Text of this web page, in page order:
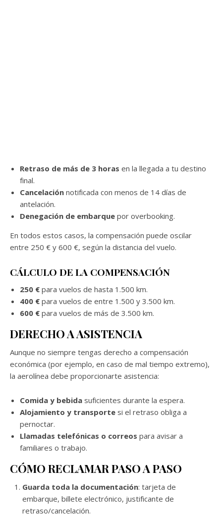
Retraso de más de 3 horas en la llegada a tu destino
final.
Cancelación notificada con menos de 14 días de
antelación.
Denegación de embarque por overbooking.
En todos estos casos, la compensación puede oscilar
entre 250 € y 600 €, según la distancia del vuelo.
CÁLCULO DE LA COMPENSACIÓN
250 € para vuelos de hasta 1.500 km.
400 € para vuelos de entre 1.500 y 3.500 km.
600 € para vuelos de más de 3.500 km.
DERECHO A ASISTENCIA
Aunque no siempre tengas derecho a compensación
económica (por ejemplo, en caso de mal tiempo extremo),
la aerolínea debe proporcionarte asistencia:
Comida y bebida suficientes durante la espera.
Alojamiento y transporte si el retraso obliga a
pernoctar.
Llamadas telefónicas o correos para avisar a
familiares o trabajo.
CÓMO RECLAMAR PASO A PASO
Guarda toda la documentación: tarjeta de
embarque, billete electrónico, justificante de
retraso/cancelación.